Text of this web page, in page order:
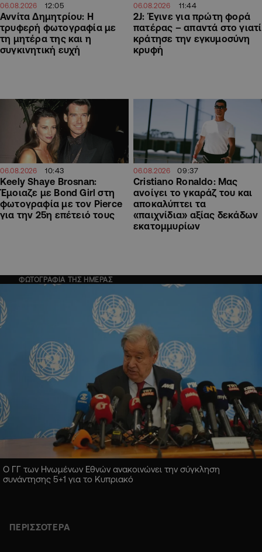
06.08.2026 12:05
Αννίτα Δημητρίου: Η
τρυφερή φωτογραφία με
τη μητέρα της και η
συγκινητική ευχή
06.08.2026 11:44
2J: Έγινε για πρώτη φορά
πατέρας – απαντά στο γιατί
κράτησε την εγκυμοσύνη
κρυφή
06.08.2026 10:43
Keely Shaye Brosnan:
Έμοιαζε με Bond Girl στη
φωτογραφία με τον Pierce
για την 25η επέτειό τους
06.08.2026 09:37
Cristiano Ronaldo: Μας
ανοίγει το γκαράζ του και
αποκαλύπτει τα
«παιχνίδια» αξίας δεκάδων
εκατομμυρίων
ΦΩΤΟΓΡΑΦΙΑ ΤΗΣ ΗΜΕΡΑΣ
Ο ΓΓ των Ηνωμένων Εθνών ανακοινώνει την σύγκληση
συνάντησης 5+1 για το Κυπριακό
ΠΕΡΙΣΣΟΤΕΡΑ